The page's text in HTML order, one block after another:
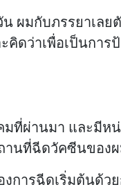
ผมกับภรรยาเล
ดว่าเพื่อเป็นการ
มที่ผ่านมา และมีห
านที่ฉีดวัคซีนของ
การฉีดเริ่มต้นด้ว